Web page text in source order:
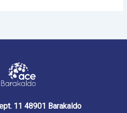
11 48901 Barakaldo